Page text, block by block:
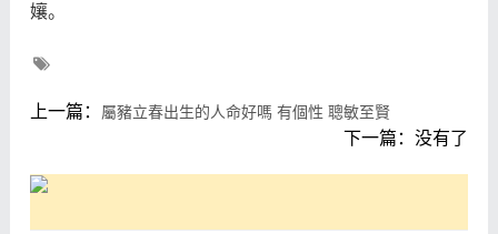
孃。
上一篇： 屬豬立春出生的人命好嗎 有個性 聰敏至賢
下一篇：没有了